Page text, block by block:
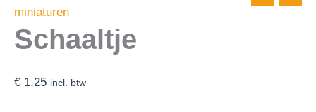
miniaturen
Schaaltje
€ 1,25 incl. btw